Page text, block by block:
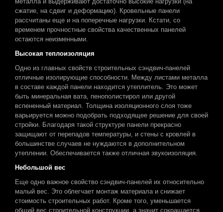
сжатие, на сдвиг и деформацию). Кровельные панели
рассчитаны еще и на поперечные нагрузки. Кстати, со
временем прочностные свойства качественных панелей
остаются неизменными.
Высокая теплоизоляция
Одно из главных свойств строительных сэндвич-панелей
отличные изолирующие способности. Между листами металла
в составе каждой панели находится утеплитель. Это может
быть минеральная вата, пенополистирол или другой
вспененный материал. Толщина изоляционного слоя тоже
варьируется можно подобрать подходящее решение для своей
стройки. Благодаря такой структуре панели прекрасно
защищают от перепадов температуры, и стены с кровлей в
большинстве случаев не нуждаются в дополнительном
утеплении. Обеспечивается также отличная звукоизоляция.
Небольшой вес
Еще одно важное свойство сэндвич-панелей их относительно
малый вес. Это облегчает монтаж материала и снижает
стоимость строительных работ. Кроме того, уменьшается
общий вес строительной конструкции, а значит сокращается